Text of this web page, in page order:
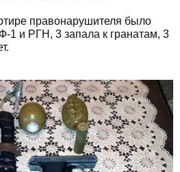
правонарушителя было
1 и РГН, 3 запала к гранатам, 3